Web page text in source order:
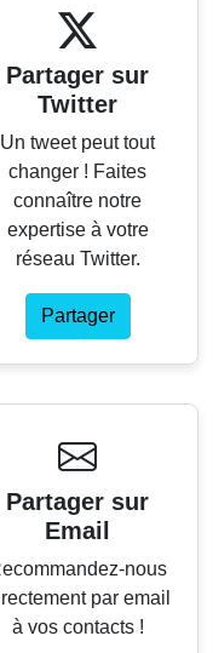
Partager sur
Twitter
Un tweet peut tout
changer ! Faites
connaître notre
expertise à votre
réseau Twitter.
Partager
Partager sur
Email
nous
par email
à vos contacts !